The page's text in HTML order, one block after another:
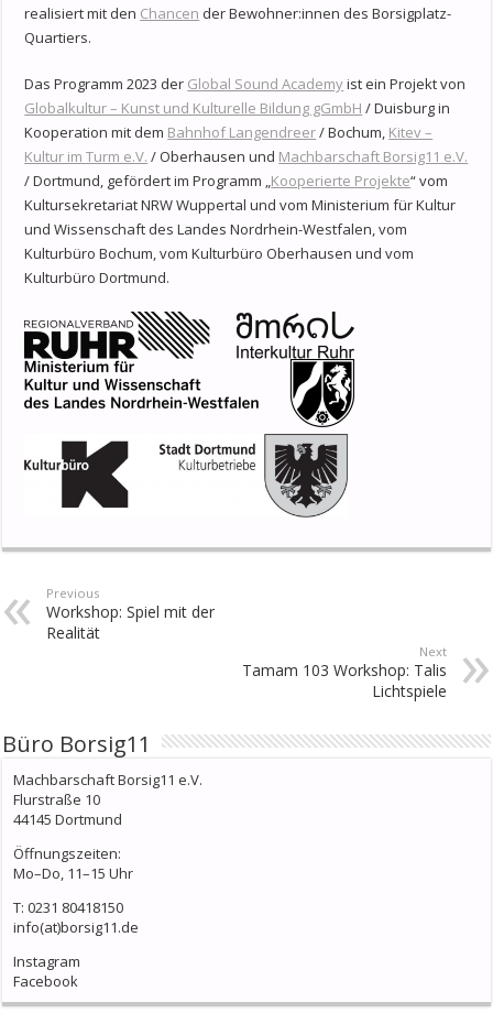
realisiert mit den Chancen der Bewohner:innen des Borsigplatz-
Quartiers.
Das Programm 2023 der Global Sound Academyist ein Projekt von
Globalkultur – Kunst und Kulturelle Bildung gGmbH / Duisburg in
Kooperation mit dem Bahnhof Langendreer/ Bochum, Kitev –
Kultur im Turm e.V. / Oberhausen und Machbarschaft Borsig11 e.V.
/ Dortmund, gefördert im Programm „Kooperierte Projekte“ vom
Kultursekretariat NRW Wuppertal und vom Ministerium für Kultur
und Wissenschaft des Landes Nordrhein-Westfalen, vom
Kulturbüro Bochum, vom Kulturbüro Oberhausen und vom
Kulturbüro Dortmund.
Previous
Workshop: Spiel mit der
Realität
Next
Tamam 103 Workshop: Talis
Lichtspiele
Büro Borsig11
Machbarschaft Borsig11 e.V.
Flurstraße 10
44145 Dortmund
Öffnungszeiten:
Mo–Do, 11–15 Uhr
T: 0231 80418150
info(at)borsig11.de
Instagram
Facebook